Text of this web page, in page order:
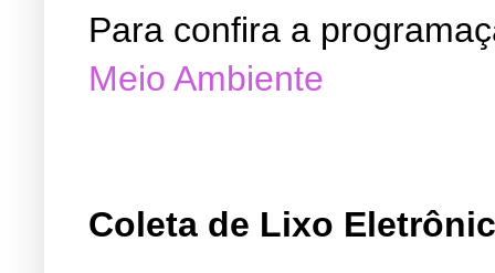
Para confira a
Meio Ambiente
Coleta de Lixo